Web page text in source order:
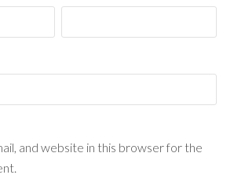
and website in this browser for the